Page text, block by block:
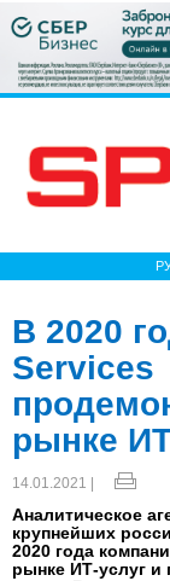
В 2020
Services
рынке
14.01.2021 |
Аналитическое
крупнейших
2020 года
рынке ИТ-услуг и